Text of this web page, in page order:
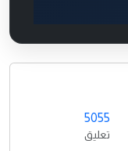
5055
تعليق